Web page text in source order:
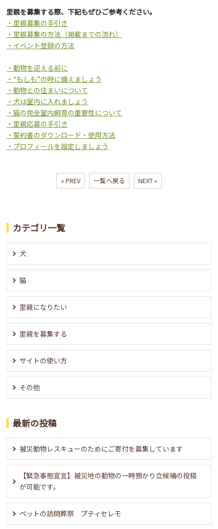
里親を募集する際、下記もぜひご参考ください。
・里親募集の手引き
・里親募集の方法（掲載までの流れ）
・イベント登録の方法
・動物を迎える前に
・“もしも”の時に備えましょう
・動物との住まいについて
・犬は室内に入れましょう
・猫の完全室内飼育の重要性について
・里親応募の手引き
・誓約書のダウンロード・使用方法
・プロフィールを設定しましょう
« PREV 一覧へ戻る NEXT »
カテゴリ一覧
犬
猫
里親になりたい
里親を募集する
サイトの使い方
その他
最新の投稿
被災動物レスキューのためにご寄付を募集しています
【緊急事態宣言】被災地の動物の一時預かり立候補の投稿
が可能です。
ペットの訪問葬祭 プティセレモ